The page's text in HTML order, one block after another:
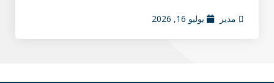
مدير يوليو 16, 2026